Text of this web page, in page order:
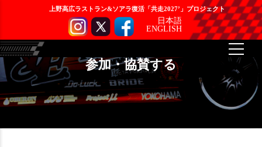
上野高広ラストラン&ソアラ復活「共走2027’」プロジェクト
日本語
ENGLISH
参加・協賛する